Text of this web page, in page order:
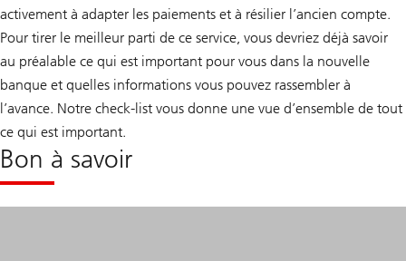
activement à adapter les paiements et à résilier l’ancien compte.
Pour tirer le meilleur parti de ce service, vous devriez déjà savoir
au préalable ce qui est important pour vous dans la nouvelle
banque et quelles informations vous pouvez rassembler à
l’avance. Notre check-list vous donne une vue d’ensemble de tout
ce qui est important.
Bon à savoir